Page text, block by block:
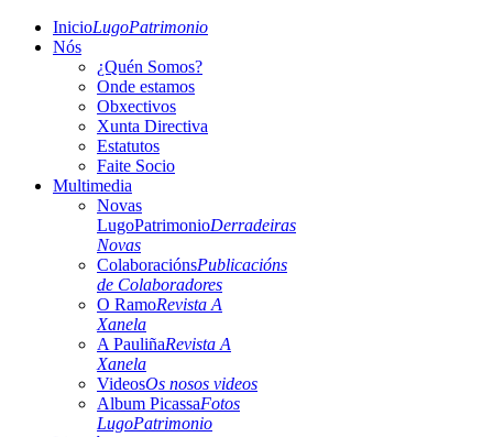
InicioLugoPatrimonio
Nós
¿Quén Somos?
Onde estamos
Obxectivos
Xunta Directiva
Estatutos
Faite Socio
Multimedia
Novas
LugoPatrimonioDerradeiras
Novas
ColaboraciónsPublicacións
de Colaboradores
O RamoRevista A
Xanela
A PauliñaRevista A
Xanela
VideosOs nosos videos
Album PicassaFotos
LugoPatrimonio